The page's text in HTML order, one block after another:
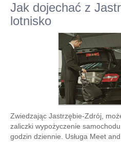
Jak dojechać z
lotnisko
Zwiedzając Jastrzębie-Zdrój,
zaliczki wypożyczenie
godzin dziennie. Usługa Meet